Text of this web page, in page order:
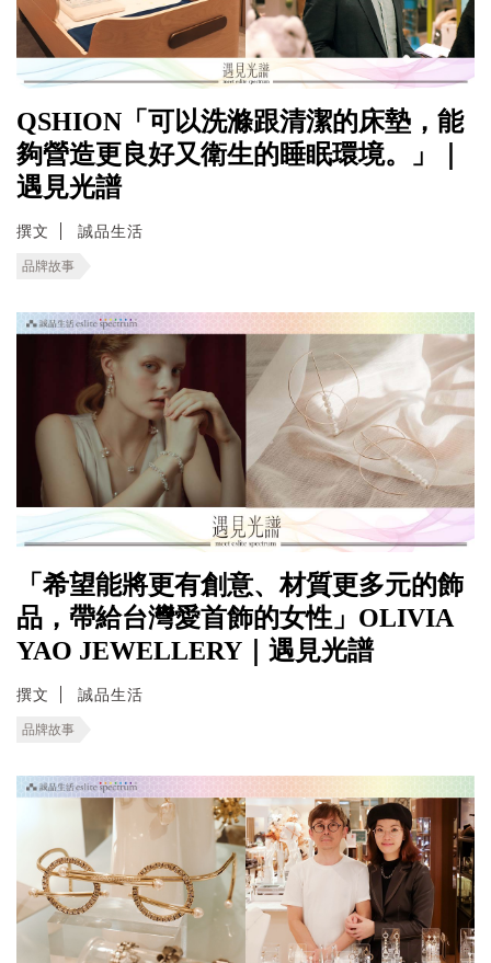
QSHION「可以洗滌跟清潔的床墊，能
夠營造更良好又衛生的睡眠環境。」｜
遇見光譜
撰文 誠品生活
品牌故事
「希望能將更有創意、材質更多元的飾
品，帶給台灣愛首飾的女性」OLIVIA
YAO JEWELLERY｜遇見光譜
撰文 誠品生活
品牌故事